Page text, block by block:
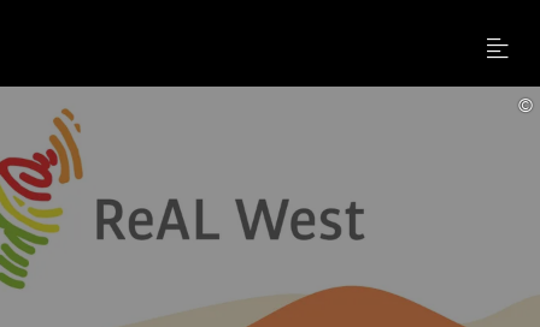
Menu
©